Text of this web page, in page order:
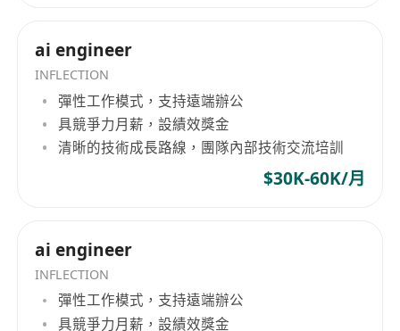
ai engineer
INFLECTION
彈性工作模式，支持遠端辦公
具競爭力月薪，設績效獎金
清晰的技術成長路線，團隊內部技術交流培訓
$30K-60K/月
ai engineer
INFLECTION
彈性工作模式，支持遠端辦公
具競爭力月薪，設績效獎金